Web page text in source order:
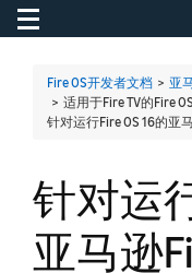
Toggle navigation
Fire OS开发者文档 > 亚
> 适用于Fire TV的Fire
针对运行Fire OS 16的亚
针对运
亚马逊